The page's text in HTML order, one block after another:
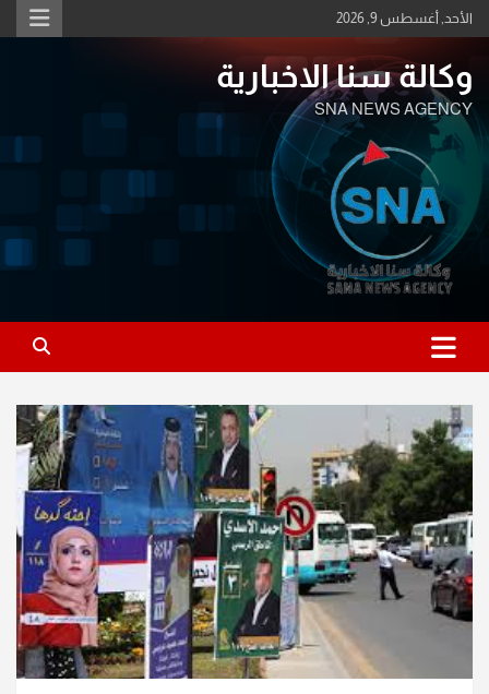
Skip
to
الأحد, أغسطس 9, 2026
وكالة سنا الاخبارية
SNA NEWS AGENCY